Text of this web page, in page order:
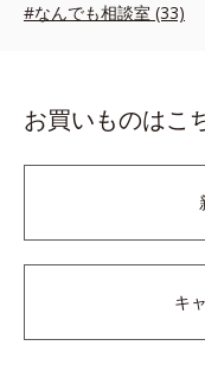
#なんでも相談室 (33)
お買いものはこ
キ